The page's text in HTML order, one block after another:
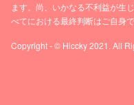
ます。尚、いかなる不利益が生
べてにおける最終判断はご自身
Copyright - © Hiccky 2021. All